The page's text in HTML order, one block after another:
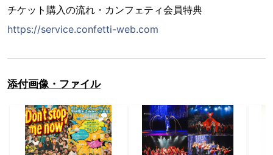
チケット購入の流れ・カンフェティ会員特典
https://service.confetti-web.com
添付画像・ファイル